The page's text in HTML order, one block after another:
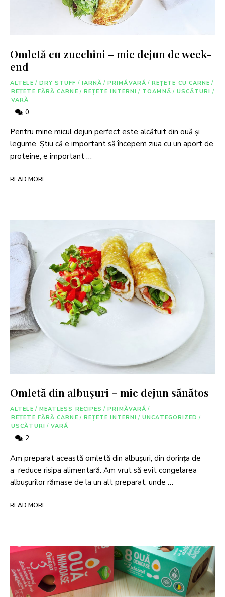
Omletă cu zucchini – mic dejun de week-
end
ALTELE / DRY STUFF / IARNĂ / PRIMĂVARĂ / REȚETE CU CARNE /
REȚETE FĂRĂ CARNE / REȚETE INTERNI / TOAMNĂ / USCĂTURI /
VARĂ
0
Pentru mine micul dejun perfect este alcătuit din ouă și
legume. Știu că e important să începem ziua cu un aport de
proteine, e important …
READ MORE
Omletă din albușuri – mic dejun sănătos
ALTELE / MEATLESS RECIPES / PRIMĂVARĂ /
REȚETE FĂRĂ CARNE / REȚETE INTERNI / UNCATEGORIZED /
USCĂTURI / VARĂ
2
Am preparat această omletă din albușuri, din dorința de
a reduce risipa alimentară. Am vrut să evit congelarea
albușurilor rămase de la un alt preparat, unde …
READ MORE